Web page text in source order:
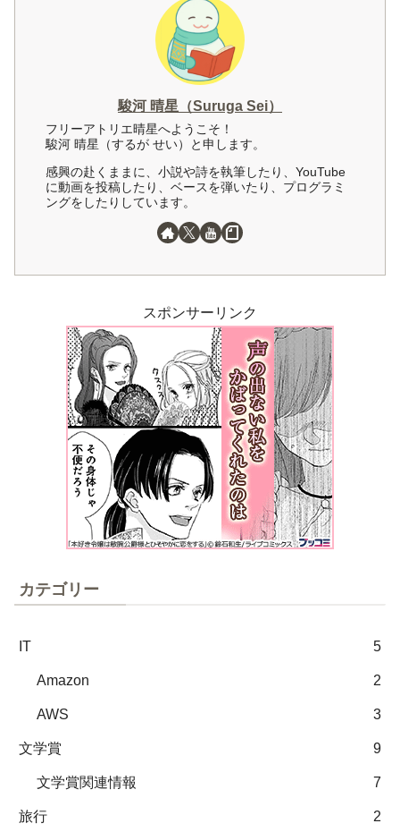
駿河 晴星（Suruga Sei）
フリーアトリエ晴星へようこそ！
駿河 晴星（するが せい）と申します。
感興の赴くままに、小説や詩を執筆したり、YouTube
に動画を投稿したり、ベースを弾いたり、プログラミ
ングをしたりしています。
スポンサーリンク
カテゴリー
IT 5
Amazon 2
AWS 3
文学賞 9
文学賞関連情報 7
旅行 2